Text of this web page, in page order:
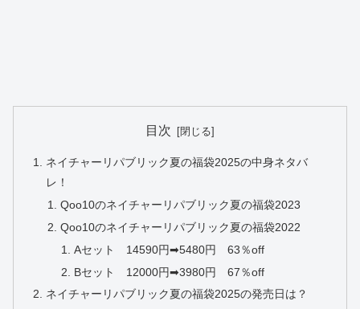
目次
ネイチャーリパブリック夏の福袋2025の中身ネタバ
レ！
Qoo10のネイチャーリパブリック夏の福袋2023
Qoo10のネイチャーリパブリック夏の福袋2022
Aセット 14590円➡5480円 63％off
Bセット 12000円➡3980円 67％off
ネイチャーリパブリック夏の福袋2025の発売日は？